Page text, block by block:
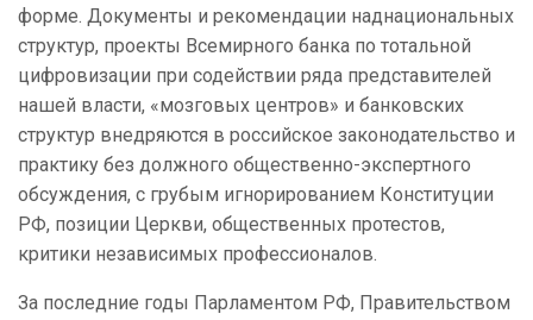
форме. Документы и рекомендации наднациональных
структур, проекты Всемирного банка по тотальной
цифровизации при содействии ряда представителей
нашей власти, «мозговых центров» и банковских
структур внедряются в российское законодательство и
практику без должного общественно-экспертного
обсуждения, с грубым игнорированием Конституции
РФ, позиции Церкви, общественных протестов,
критики независимых профессионалов.
За последние годы Парламентом РФ, Правительством